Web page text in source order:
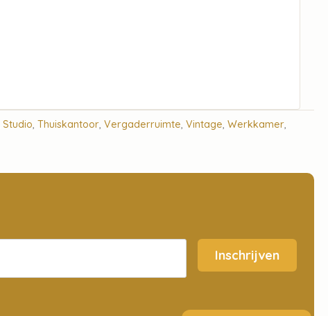
Studio,Thuiskantoor,Vergaderruimte,Vintage,Werkkamer,
Inschrijven